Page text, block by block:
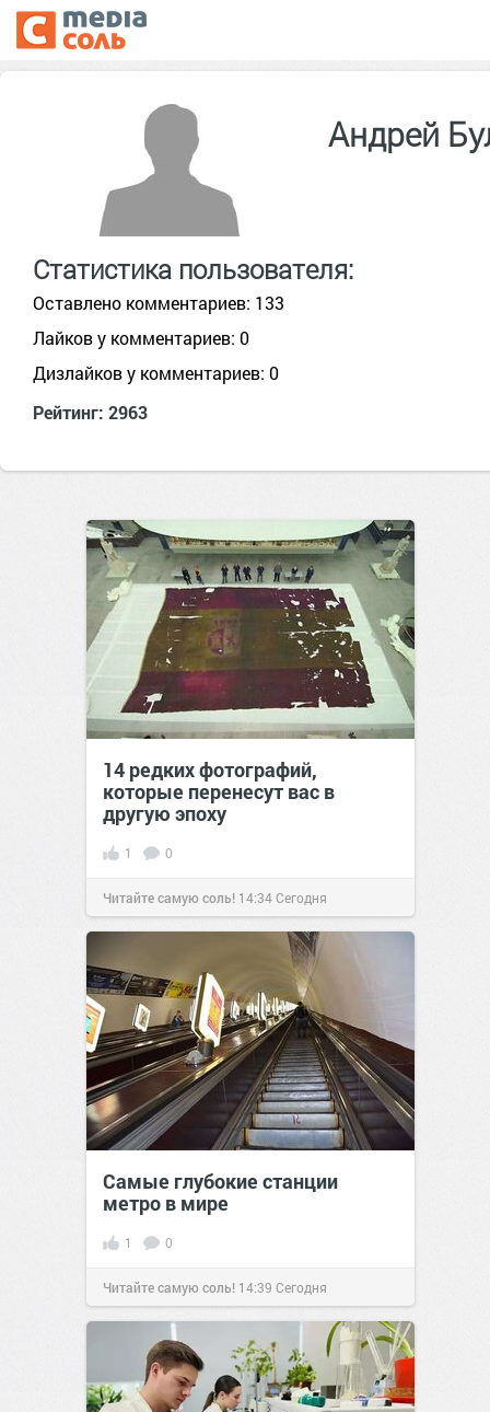
Андрей
Статистика пользователя:
Оставлено комментариев: 133
Лайков у комментариев: 0
Дизлайков у комментариев: 0
Рейтинг: 2963
14 редких фотографий,
которые перенесут вас в
другую эпоху
1 0
Читайте самую соль! 14:34Сегодня
Самые глубокие станции
метро в мире
1 0
Читайте самую соль! 14:39 Сегодня